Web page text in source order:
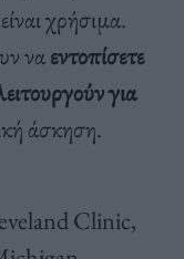
χρήσιμα.
ναεντοπίσετε
για
άσκηση.
Clinic,